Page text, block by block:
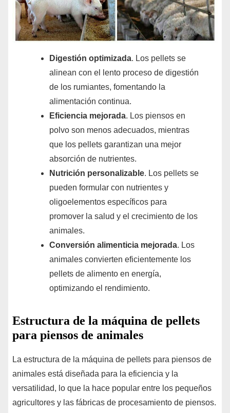
Digestión optimizada. Los pellets se
alinean con el lento proceso de digestión
de los rumiantes, fomentando la
alimentación continua.
Eficiencia mejorada. Los piensos en
polvo son menos adecuados, mientras
que los pellets garantizan una mejor
absorción de nutrientes.
Nutrición personalizable. Los pellets se
pueden formular con nutrientes y
oligoelementos específicos para
promover la salud y el crecimiento de los
animales.
Conversión alimenticia mejorada. Los
animales convierten eficientemente los
pellets de alimento en energía,
optimizando el rendimiento.
Estructura de la máquina de pellets
para piensos de animales
La estructura de la máquina de pellets para piensos de
animales está diseñada para la eficiencia y la
versatilidad, lo que la hace popular entre los pequeños
agricultores y las fábricas de procesamiento de piensos.